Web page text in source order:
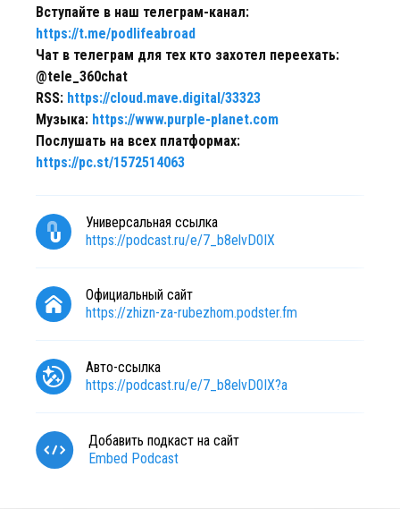
Вступайте в наш телеграм-канал:
https://t.me/podlifeabroad
Чат в телеграм для тех кто захотел переехать:
@tele_360chat
RSS: https://cloud.mave.digital/33323
Музыка: https://www.purple-planet.com
Послушать на всех платформах:
https://pc.st/1572514063
Универсальная ссылка
https://podcast.ru/e/7_b8elvD0IX
Официальный сайт
https://zhizn-za-rubezhom.podster.fm
Авто-ссылка
https://podcast.ru/e/7_b8elvD0IX?a
Добавить подкаст на сайт
Embed Podcast